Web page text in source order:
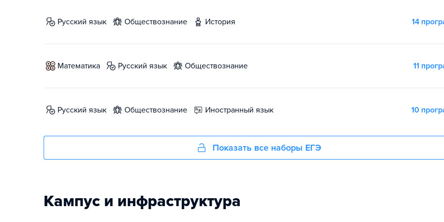
русский язык обществознание история 14
математика русский язык обществознание 11
русский язык обществознание иностранный язык 10
Показать все наборы ЕГЭ
Кампус и инфраструктура